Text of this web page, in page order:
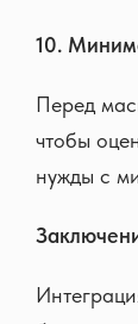
10.
Перед
чтобы
нужды с